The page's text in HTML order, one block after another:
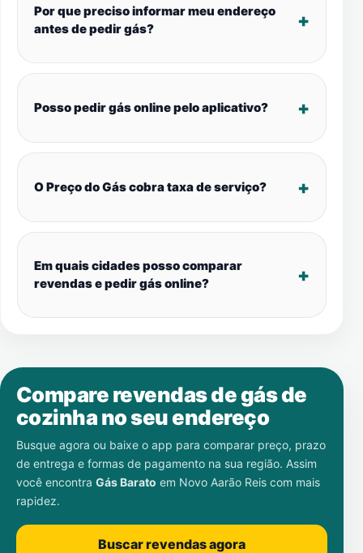
Por que preciso informar meu endereço
antes de pedir gás?
Posso pedir gás online pelo aplicativo?
O Preço do Gás cobra taxa de serviço?
Em quais cidades posso comparar
revendas e pedir gás online?
Compare revendas de gás de
cozinha no seu endereço
Busque agora ou baixe o app para comparar preço, prazo
de entrega e formas de pagamento na sua região. Assim
você encontra Gás Barato em Novo Aarão Reis com mais
rapidez.
Buscar revendas agora